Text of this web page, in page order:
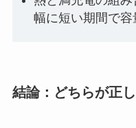
幅に短い期間で
結論：どちらが正